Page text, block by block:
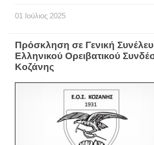
01 Ιούλιος 2025
Πρόσκληση σε Γενική
Ελληνικού Ορειβατικού
Κοζάνης